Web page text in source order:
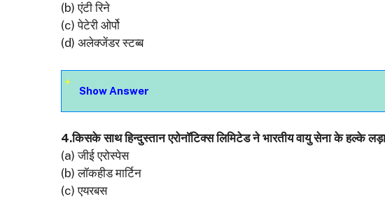
(b) एंटी रिने
(c) पेटेरी ओर्पो
(d) अलेक्जेंडर स्टब्ब
Show Answer
4.किसके साथ हिन्दुस्तान एरोनॉटिक्स लिमिटेड ने भारतीय वायु सेना के हल्के
(a) जीई एरोस्पेस
(b) लॉकहीड मार्टिन
(c) एयरबस